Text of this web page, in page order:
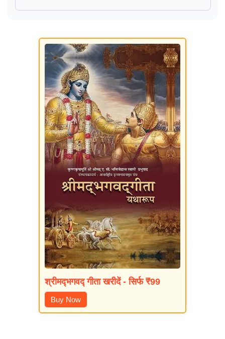
श्रीमद्‍भगवद्‍ गीता खरीदें - सिर्फ ₹99
Buy Now